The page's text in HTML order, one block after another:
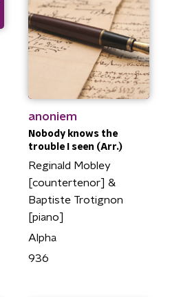
anoniem
Nobody knows the
trouble I seen (Arr.)
Reginald Mobley
[countertenor] &
Baptiste Trotignon
[piano]
Alpha
936